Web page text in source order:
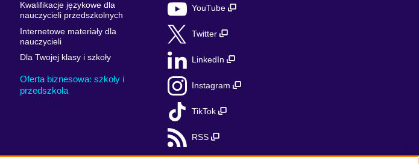
Kwalifikacje językowe dla
nauczycieli przedszkolnych
Internetowe materiały dla
nauczycieli
Dla Twojej klasy i szkoły
Oferta biznesowa: szkoły i
przedszkola
YouTube
Twitter
LinkedIn
Instagram
TikTok
RSS